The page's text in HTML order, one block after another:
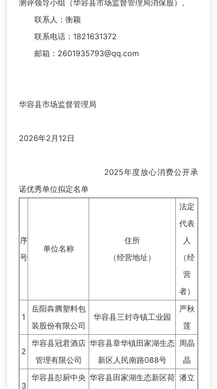
测评领导小组（华容县市场监督管理局消保股）。
联系人：衡颖
联系电话：1821631372
邮箱：2601935793@qq.com
华容县市场监督管理局
2026年2月12日
2025年度放心消费公开承
诺优秀单位拟定名单
序
号
单位名称
住所
（经营地址）
法定
代表
人
（经
营
者）
1
岳阳犇腾塑料包
装股份有限公司
华容县三封寺镇工业园
严秋
莲
2
华容县冠君酒店
管理有限公司
华容县章华镇田家湖生态
新区人民南路088号
周晶
晶
3
华容县彭厨中央 华容县田家湖生态新区荷 潘立